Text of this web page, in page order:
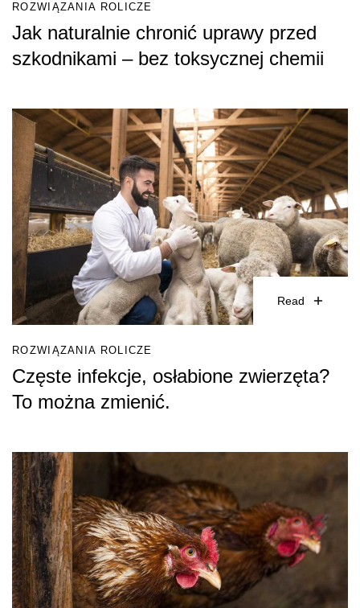
ROZWIĄZANIA ROLICZE
Jak naturalnie chronić uprawy przed
szkodnikami – bez toksycznej chemii
Read
ROZWIĄZANIA ROLICZE
Częste infekcje, osłabione zwierzęta?
To można zmienić.